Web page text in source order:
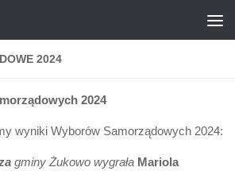
2024
2024
wyniki Wyborów Samorządowych 2024:
gminy Żukowo wygrała Mariola